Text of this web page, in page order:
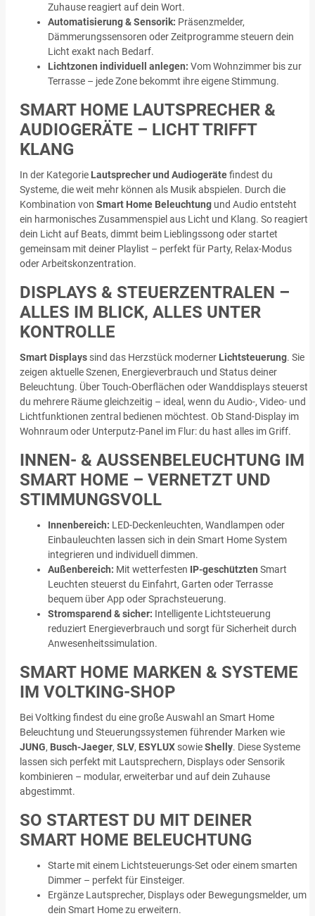
Zuhause reagiert auf dein Wort.
Automatisierung & Sensorik: Präsenzmelder,
Dämmerungssensoren oder Zeitprogramme steuern dein
Licht exakt nach Bedarf.
Lichtzonen individuell anlegen: Vom Wohnzimmer bis zur
Terrasse – jede Zone bekommt ihre eigene Stimmung.
SMART HOME LAUTSPRECHER &
AUDIOGERÄTE – LICHT TRIFFT
KLANG
In der Kategorie Lautsprecher und Audiogerätefindest du
Systeme, die weit mehr können als Musik abspielen. Durch die
Kombination von Smart Home Beleuchtung und Audio entsteht
ein harmonisches Zusammenspiel aus Licht und Klang. So reagiert
dein Licht auf Beats, dimmt beim Lieblingssong oder startet
gemeinsam mit deiner Playlist – perfekt für Party, Relax-Modus
oder Arbeitskonzentration.
DISPLAYS & STEUERZENTRALEN –
ALLES IM BLICK, ALLES UNTER
KONTROLLE
Smart Displays sind das Herzstück moderner Lichtsteuerung. Sie
zeigen aktuelle Szenen, Energieverbrauch und Status deiner
Beleuchtung. Über Touch-Oberflächen oder Wanddisplays steuerst
du mehrere Räume gleichzeitig – ideal, wenn du Audio-, Video- und
Lichtfunktionen zentral bedienen möchtest. Ob Stand-Display im
Wohnraum oder Unterputz-Panel im Flur: du hast alles im Griff.
INNEN- & AUSSENBELEUCHTUNG IM S
MART HOME – VERNETZT UND S
TIMMUNGSVOLL
Innenbereich: LED-Deckenleuchten, Wandlampen oder
Einbauleuchten lassen sich in dein Smart Home System
integrieren und individuell dimmen.
Außenbereich: Mit wetterfesten IP-geschützten Smart
Leuchten steuerst du Einfahrt, Garten oder Terrasse
bequem über App oder Sprachsteuerung.
Stromsparend & sicher: Intelligente Lichtsteuerung
reduziert Energieverbrauch und sorgt für Sicherheit durch
Anwesenheitssimulation.
SMART HOME MARKEN & SYSTEME
IM VOLTKING-SHOP
Bei Voltking findest du eine große Auswahl an Smart Home
Beleuchtung und Steuerungssystemen führender Marken wie
JUNG, Busch-Jaeger, SLV, ESYLUX sowieShelly. Diese Systeme
lassen sich perfekt mit Lautsprechern, Displays oder Sensorik
kombinieren – modular, erweiterbar und auf dein Zuhause
abgestimmt.
SO STARTEST DU MIT DEINER
SMART HOME BELEUCHTUNG
Starte mit einem Lichtsteuerungs-Set oder einem smarten
Dimmer – perfekt für Einsteiger.
Ergänze Lautsprecher, Displays oder Bewegungsmelder, um
dein Smart Home zu erweitern.